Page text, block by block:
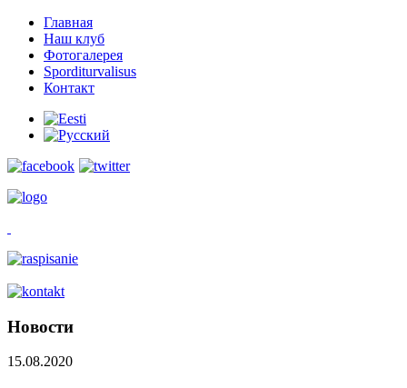
Главная
Наш клуб
Фотогалерея
Sporditurvalisus
Контакт
Новости
15.08.2020